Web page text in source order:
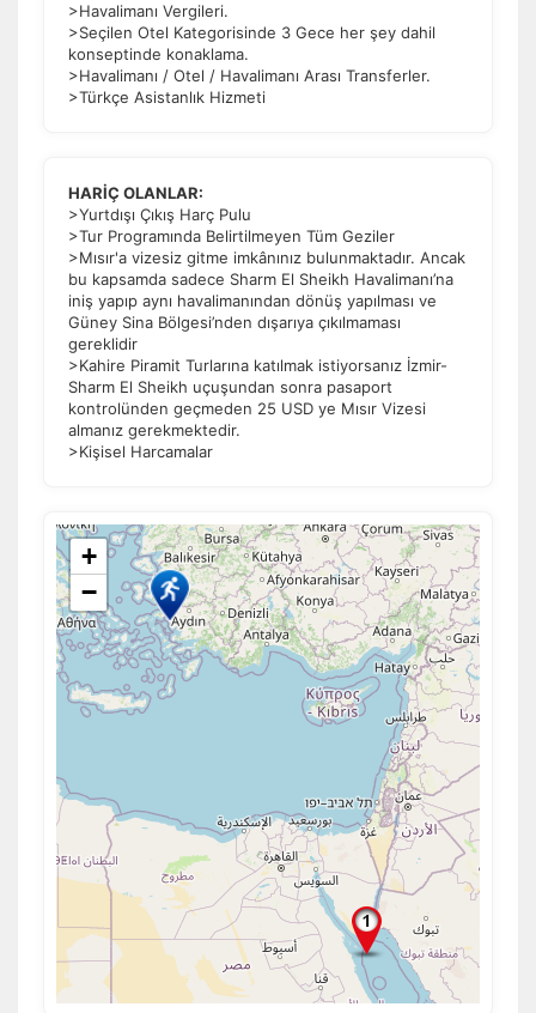
>Havalimanı Vergileri.
>Seçilen Otel Kategorisinde 3 Gece her şey dahil
konseptinde konaklama.
>Havalimanı / Otel / Havalimanı Arası Transferler.
>Türkçe Asistanlık Hizmeti
HARİÇ OLANLAR:
>Yurtdışı Çıkış Harç Pulu
>Tur Programında Belirtilmeyen Tüm Geziler
>Mısır'a vizesiz gitme imkânınız bulunmaktadır. Ancak
bu kapsamda sadece Sharm El Sheikh Havalimanı’na
iniş yapıp aynı havalimanından dönüş yapılması ve
Güney Sina Bölgesi’nden dışarıya çıkılmaması
gereklidir
>Kahire Piramit Turlarına katılmak istiyorsanız İzmir-
Sharm El Sheikh uçuşundan sonra pasaport
kontrolünden geçmeden 25 USD ye Mısır Vizesi
almanız gerekmektedir.
>Kişisel Harcamalar
+
−